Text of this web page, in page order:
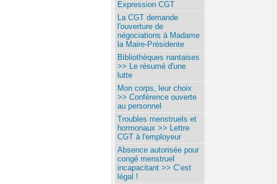
Expression CGT
La CGT demande
l'ouverture de
négociations à Madame
la Maire-Présidente
Bibliothèques nantaises
>> Le résumé d'une
lutte
Mon corps, leur choix
>> Conférence ouverte
au personnel
Troubles menstruels et
hormonaux >> Lettre
CGT à l'employeur
Absence autorisée pour
congé menstruel
incapacitant >> C’est
légal !